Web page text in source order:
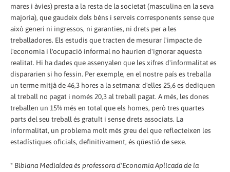
mares i àvies) presta a la resta de la societat (masculina en la seva
majoria), que gaudeix dels béns i serveis corresponents sense que
això generi ni ingressos, ni garanties, ni drets per a les
treballadores. Els estudis que tracten de mesurar l'impacte de
l'economia i l'ocupació informal no hauríen d'ignorar aquesta
realitat. Hi ha dades que assenyalen que les xifres d'informalitat es
dispararien si ho fessin. Per exemple, en el nostre país es treballa
un terme mitjà de 46,3 hores a la setmana: d'elles 25,6 es dediquen
al treball no pagat i només 20,3 al treball pagat. A més, les dones
treballen un 15% més en total que els homes, però tres quartes
parts del seu treball és gratuït i sense drets associats. La
informalitat, un problema molt més greu del que reflecteixen les
estadístiques oficials, definitivament, és qüestió de sexe.
* Bibiana Medialdea és professora d'Economia Aplicada de la